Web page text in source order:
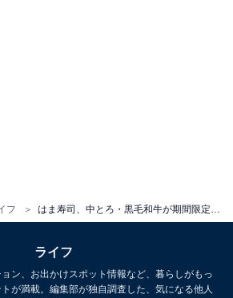
フ
ライフ
ン、お出かけスポット情報など、暮らしがもっ
が満載。編集部が独自調査した、気になる他人